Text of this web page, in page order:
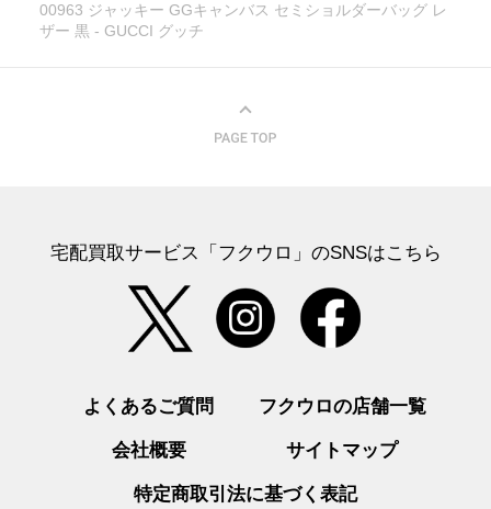
00963 ジャッキー GGキャンバス セミショルダーバッグ レ
ザー 黒 - GUCCI グッチ
宅配買取サービス「フクウロ」のSNSはこちら
よくあるご質問 フクウロの店舗一覧
会社概要 サイトマップ
特定商取引法に基づく表記